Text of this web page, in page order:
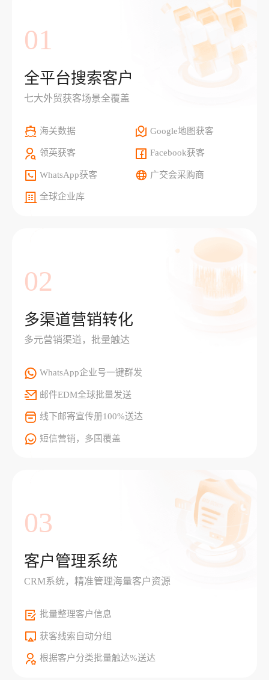
01
全平台搜索客户
七大外贸获客场景全覆盖
海关数据 Google地图获客
领英获客 Facebook获客
WhatsApp获客 广交会采购商
全球企业库
02
多渠道营销转化
多元营销渠道，批量触达
WhatsApp企业号一键群发
邮件EDM全球批量发送
线下邮寄宣传册100%送达
短信营销，多国覆盖
03
客户管理系统
CRM系统，精准管理海量客户资源
批量整理客户信息
获客线索自动分组
根据客户分类批量触达%送达